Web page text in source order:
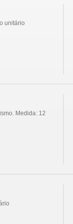
unitário
Medida: 12